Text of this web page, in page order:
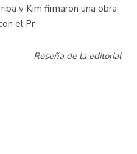
y Kim firmaron una obra
el Pr
Reseña de la editorial